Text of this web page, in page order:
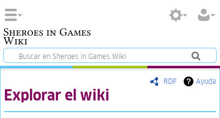
Sheroes in Games
Wiki
RDF Ayuda
Explorar el wiki